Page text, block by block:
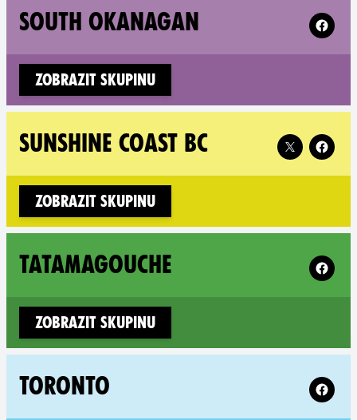
SOUTH OKANAGAN Follow
Zobrazit skupinu
SUNSHINE COAST BC Follow XR
Zobrazit skupinu
TATAMAGOUCHE Follow
Zobrazit skupinu
TORONTO Follow